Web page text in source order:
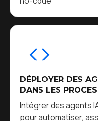
DÉPLOYER DES
DANS LES
Intégrer des agents
pour automatiser,